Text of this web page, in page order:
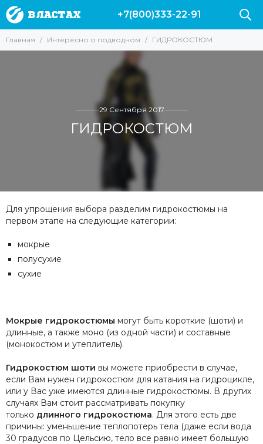
+7(800)333-22-91
Главная Интересно о подводном ГИДРОКОСТЮМ
29 Сентября 2017
ГИДРОКОСТЮМ
Для упрощения выбора разделим гидрокостюмы на
первом этапе на следующие категории:
мокрые
полусухие
сухие
Мокрые гидрокостюмы могут быть короткие (шоти) и
длинные, а также моно (из одной части) и составные
(монокостюм и утеплитель).
Гидрокостюм шоти вы можете приобрести в случае,
если Вам нужен гидрокостюм для катания на гидроцикле,
или у Вас уже имеются длинные гидрокостюмы. В других
случаях Вам стоит рассматривать покупку
только длинного гидрокостюма. Для этого есть две
причины: уменьшение теплопотерь тела (даже если вода
30 градусов по Цельсию, тело все равно имеет большую